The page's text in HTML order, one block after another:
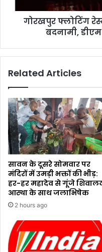
गोरखपुर फ्लोटिंग
बदनामी,
Related Articles
सावन के दूसरे सोमवार पर
मंदिरों में उमड़ी भक्तों की भीड़:
हर-हर महादेव से गूंजे
आस्था के साथ जलाभिषेक
2 hours ago